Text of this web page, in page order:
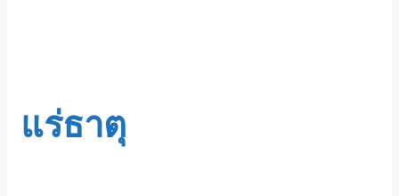
แร่ธาตุ